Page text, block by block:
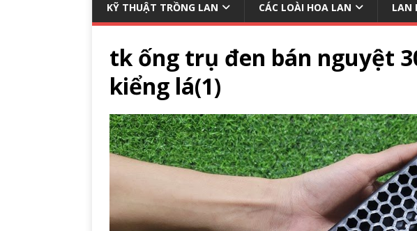
KỸ THUẬT TRỒNG LAN CÁC LOÀI HOA LAN LAN
tk ống trụ đen bán nguyệt
kiểng lá(1)